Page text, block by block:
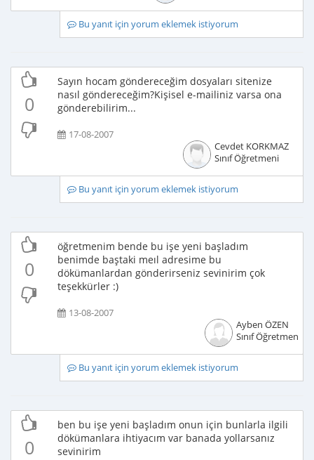
Bu yanıt için yorum eklemek istiyorum
0
Sayın hocam göndereceğim dosyaları sitenize
nasıl göndereceğim?Kişisel e-mailiniz varsa ona
gönderebilirim...
17-08-2007
Cevdet KORKMAZ
Sınıf Öğretmeni
Bu yanıt için yorum eklemek istiyorum
0
öğretmenim bende bu işe yeni başladım
benimde baştaki meıl adresime bu
dökümanlardan gönderirseniz sevinirim çok
teşekkürler :)
13-08-2007
Ayben ÖZEN
Sınıf Öğretmeni
Bu yanıt için yorum eklemek istiyorum
0
ben bu işe yeni başladım onun için bunlarla ilgili
dökümanlara ihtiyacım var banada yollarsanız
sevinirim